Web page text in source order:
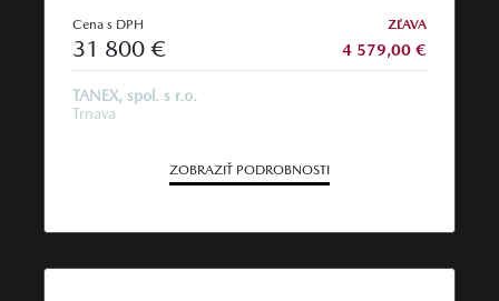
Cena s DPH
31 800 €
ZĽAVA
4 579,00 €
TANEX, spol. s r.o.
Trnava
ZOBRAZIŤ PODROBNOSTI